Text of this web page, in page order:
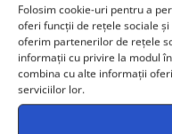
Folosim cookie-uri pentru a
oferi funcții de rețele sociale
oferim partenerilor de rețele
informații cu privire la modul
combina cu alte informații
serviciilor lor.
precumMistral 7B,
Microsoft
atinse cu arhitecturi
amprenta de carbon si
de tip Mixture of
Mixtral, activeaza